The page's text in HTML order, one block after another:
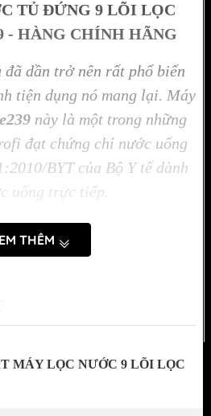
TỦ ĐỨNG 9 LÕI LỌC
- HÀNG CHÍNH HÃNG
dần trở nên rất phổ biến
tiện dụng nó mang lại. Máy
này là một trong những
đạt chứng chỉ nước uống
BYT của Bộ Y tế dành
uống trực tiếp.
THÊM
MÁY LỌC NƯỚC 9 LÕI LỌC